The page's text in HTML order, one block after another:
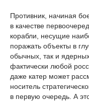
Противник, начиная
в качестве
корабли, несущие
поражать объекты в
обычных, так и
фактически любой
даже катер может
носитель
в первую очередь. А